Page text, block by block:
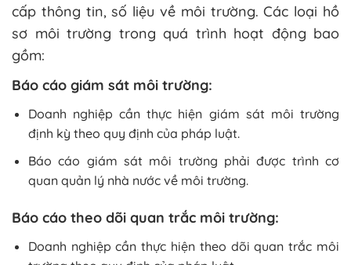
cấp thông tin, số liệu về môi trường. Các loại hồ
sơ môi trường trong quá trình hoạt động bao
gồm:
Báo cáo giám sát môi trường:
Doanh nghiệp cần thực hiện giám sát môi trường
định kỳ theo quy định của pháp luật.
Báo cáo giám sát môi trường phải được trình cơ
quan quản lý nhà nước về môi trường.
Báo cáo theo dõi quan trắc môi trường:
Doanh nghiệp cần thực hiện theo dõi quan trắc môi